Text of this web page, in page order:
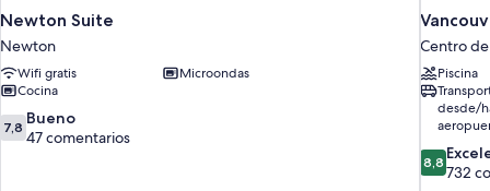
Newton Suite
Newton
Wifi gratis
Microondas
Cocina
7.8
sobre
7,8 Bueno
47 comentarios
Centro
Piscina
desde/
8.8
sobre
8,8
732